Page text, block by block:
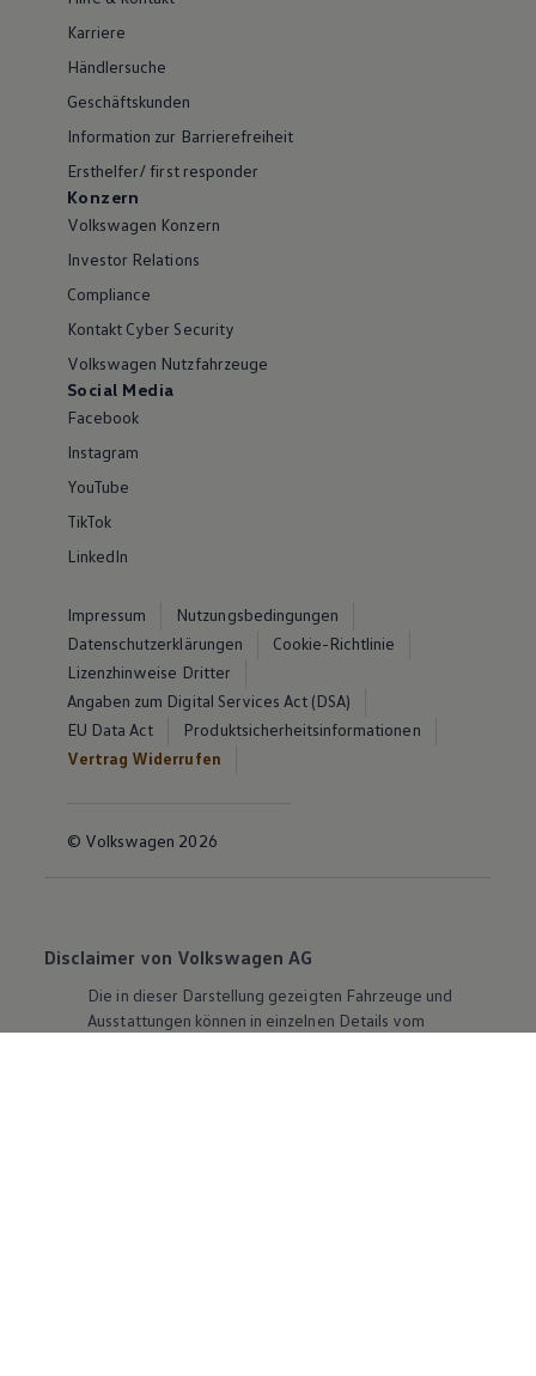
Karriere
Händlersuche
Geschäftskunden
Information zur Barrierefreiheit
Ersthelfer/ first responder
Konzern
Volkswagen Konzern
Investor Relations
Compliance
Kontakt Cyber Security
Volkswagen Nutzfahrzeuge
Social Media
Facebook
Instagram
YouTube
TikTok
LinkedIn
Impressum
Nutzungsbedingungen
Datenschutzerklärungen
Cookie-Richtlinie
Lizenzhinweise Dritter
Angaben zum Digital Services Act (DSA)
EU Data Act
Produktsicherheitsinformationen
Vertrag Widerrufen
© Volkswagen 2026
Disclaimer von Volkswagen AG
Die in dieser Darstellung gezeigten Fahrzeuge und
Ausstattungen können in einzelnen Details vom